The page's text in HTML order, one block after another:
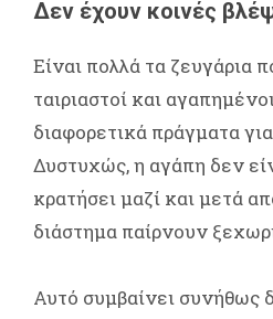
Δεν έχουν κοινές
Είναι πολλά τα ζευγάρια
ταιριαστοί και
διαφορετικά πράγματα
Δυστυχώς, η αγάπη δεν
κρατήσει μαζί και μετά
διάστημα παίρνουν
Αυτό συμβαίνει συνήθως